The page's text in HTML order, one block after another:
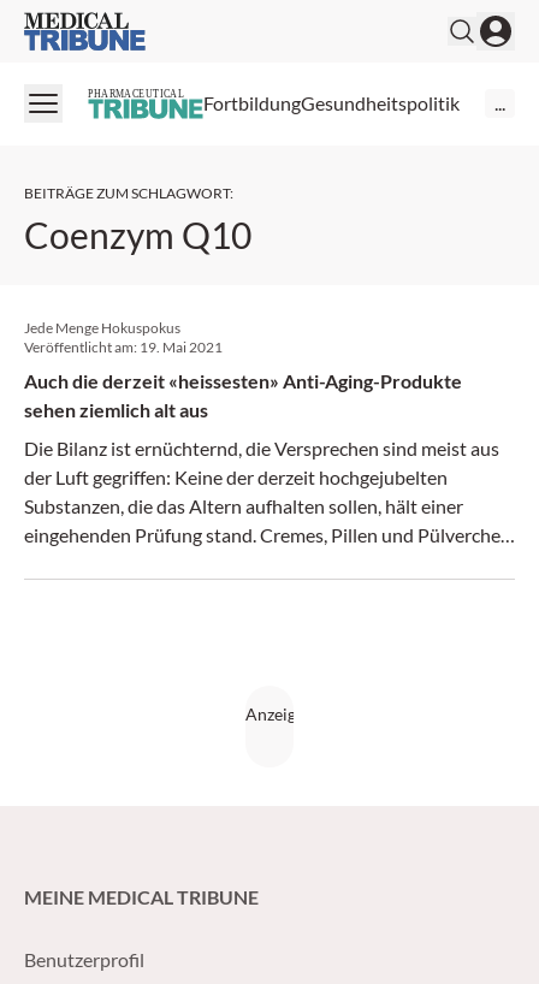
Medical Tribune
PHARMACEUTICAL FortbildungGesundheitspolitik ...
BEITRÄGE ZUM SCHLAGWORT:
Coenzym Q10
Jede Menge Hokuspokus
Veröffentlicht am: 19. Mai 2021
Auch die derzeit «heissesten» Anti-Aging-Produkte
sehen ziemlich alt aus
Die Bilanz ist ernüchternd, die Versprechen sind meist aus
der Luft gegriffen: Keine der derzeit hochgejubelten
Substanzen, die das Altern aufhalten sollen, hält einer
eingehenden Prüfung stand. Cremes, Pillen und Pülverchen
MEINE MEDICAL TRIBUNE
Benutzerprofil